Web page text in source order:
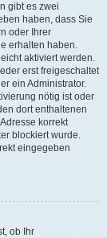
gibt es zwei
haben, dass Sie
oder Ihrer
erhalten haben.
aktiviert werden.
erst freigeschaltet
ein Administrator.
nötig ist oder
dort enthaltenen
korrekt
blockiert wurde.
eingegeben
ob Ihr